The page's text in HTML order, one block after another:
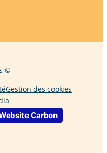
©
Gestion des cookies
Carbon